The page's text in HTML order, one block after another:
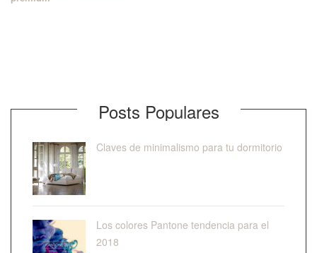
Posts Populares
Claves de minimalismo para tu dormitorio
Los colores Pantone tendencia para el
2018